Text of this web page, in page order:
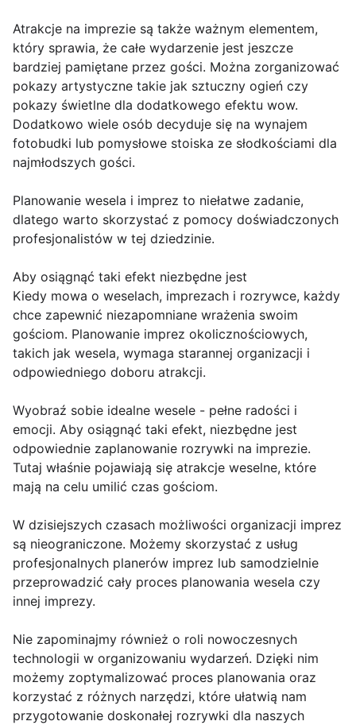
Atrakcje na imprezie są także ważnym elementem,
który sprawia, że całe wydarzenie jest jeszcze
bardziej pamiętane przez gości. Można zorganizować
pokazy artystyczne takie jak sztuczny ogień czy
pokazy świetlne dla dodatkowego efektu wow.
Dodatkowo wiele osób decyduje się na wynajem
fotobudki lub pomysłowe stoiska ze słodkościami dla
najmłodszych gości.
Planowanie wesela i imprez to niełatwe zadanie,
dlatego warto skorzystać z pomocy doświadczonych
profesjonalistów w tej dziedzinie.
Aby osiągnąć taki efekt niezbędne jest
Kiedy mowa o weselach, imprezach i rozrywce, każdy
chce zapewnić niezapomniane wrażenia swoim
gościom. Planowanie imprez okolicznościowych,
takich jak wesela, wymaga starannej organizacji i
odpowiedniego doboru atrakcji.
Wyobraź sobie idealne wesele - pełne radości i
emocji. Aby osiągnąć taki efekt, niezbędne jest
odpowiednie zaplanowanie rozrywki na imprezie.
Tutaj właśnie pojawiają się atrakcje weselne, które
mają na celu umilić czas gościom.
W dzisiejszych czasach możliwości organizacji imprez
są nieograniczone. Możemy skorzystać z usług
profesjonalnych planerów imprez lub samodzielnie
przeprowadzić cały proces planowania wesela czy
innej imprezy.
Nie zapominajmy również o roli nowoczesnych
technologii w organizowaniu wydarzeń. Dzięki nim
możemy zoptymalizować proces planowania oraz
korzystać z różnych narzędzi, które ułatwią nam
przygotowanie doskonałej rozrywki dla naszych